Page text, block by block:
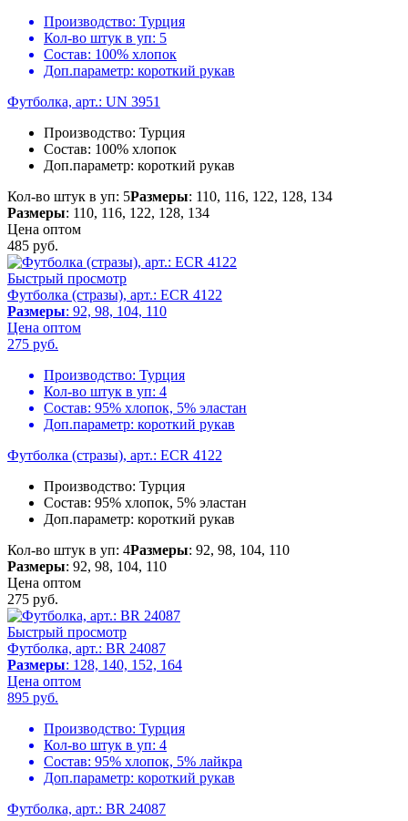
Производство: Турция
Кол-во штук в уп: 5
Состав: 100% хлопок
Доп.параметр: короткий рукав
Футболка, арт.: UN 3951
Производство: Турция
Состав: 100% хлопок
Доп.параметр: короткий рукав
Кол-во штук в уп: 5Размеры: 110, 116, 122, 128, 134
Размеры: 110, 116, 122, 128, 134
Цена оптом
485 руб.
Быстрый просмотр
Футболка (стразы), арт.: ECR 4122
Размеры: 92, 98, 104, 110
Цена оптом
275 руб.
Производство: Турция
Кол-во штук в уп: 4
Состав: 95% хлопок, 5% эластан
Доп.параметр: короткий рукав
Футболка (стразы), арт.: ECR 4122
Производство: Турция
Состав: 95% хлопок, 5% эластан
Доп.параметр: короткий рукав
Кол-во штук в уп: 4Размеры: 92, 98, 104, 110
Размеры: 92, 98, 104, 110
Цена оптом
275 руб.
Быстрый просмотр
Футболка, арт.: BR 24087
Размеры: 128, 140, 152, 164
Цена оптом
895 руб.
Производство: Турция
Кол-во штук в уп: 4
Состав: 95% хлопок, 5% лайкра
Доп.параметр: короткий рукав
Футболка, арт.: BR 24087